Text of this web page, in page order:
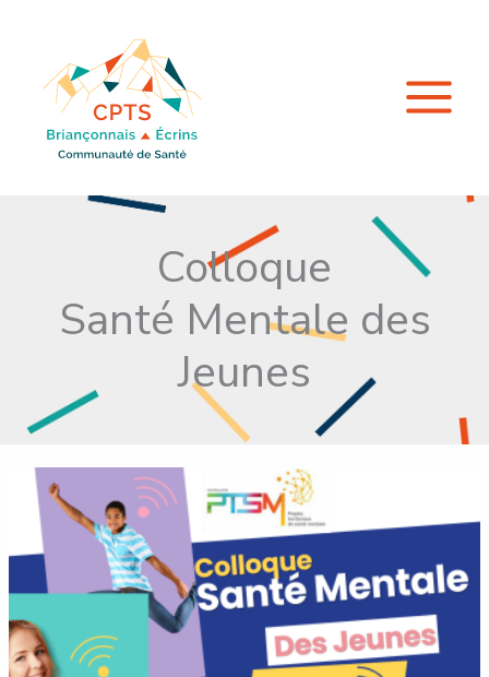
Colloque
Santé Mentale des
Jeunes